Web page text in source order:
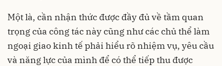
Một là, cần nhận thức được đầy đủ về tầm quan
trọng của công tác này cũng như các chủ thể làm
ngoại giao kinh tế phải hiểu rõ nhiệm vụ, yêu cầu
và năng lực của mình để có thể tiếp thu được